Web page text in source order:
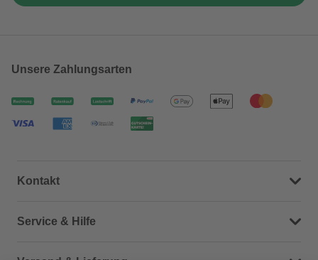
Unsere Zahlungsarten
Kontakt
Dein Kontakt zu uns
Service & Hilfe